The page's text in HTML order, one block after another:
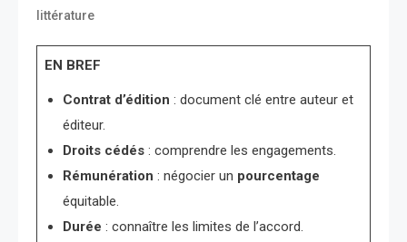
littérature
EN BREF
Contrat d’édition : document clé entre auteur et
éditeur.
Droits cédés: comprendre les engagements.
Rémunération : négocier un pourcentage
équitable.
Durée : connaître les limites de l’accord.